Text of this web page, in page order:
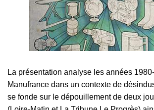
La présentation analyse les années
Manufrance dans un contexte de
se fonde sur le dépouillement de deux